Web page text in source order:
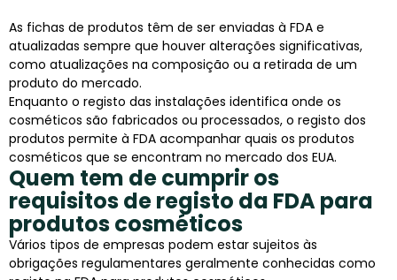
As fichas de produtos têm de ser enviadas à FDA e
atualizadas sempre que houver alterações significativas,
como atualizações na composição ou a retirada de um
produto do mercado.
Enquanto o registo das instalações identifica onde os
cosméticos são fabricados ou processados, o registo dos
produtos permite à FDA acompanhar quais os produtos
cosméticos que se encontram no mercado dos EUA.
Quem tem de cumprir os
requisitos de registo da FDA para
produtos cosméticos
Vários tipos de empresas podem estar sujeitos às
obrigações regulamentares geralmente conhecidas como